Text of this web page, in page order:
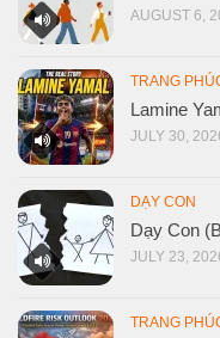
AUGUST 6,
TRANG
Lamine
JULY 30,
DẠY CON
Dạy Con
JULY 23,
TRANG